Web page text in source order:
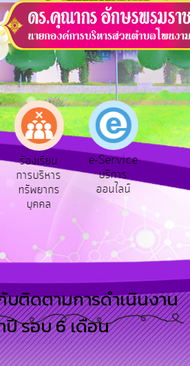
ร้องเรียน
การบริหาร
ทรัพยากร
บุคคล
e-Service
บริการ
ออนไลน์
ถา
บติดตามการดำเนินงาน
ปี รอบ 6 เดือน